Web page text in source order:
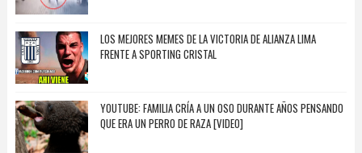
LOS MEJORES MEMES DE LA VICTORIA DE ALIANZA LIMA
FRENTE A SPORTING CRISTAL
YOUTUBE: FAMILIA CRÍA A UN OSO DURANTE AÑOS PENSANDO
QUE ERA UN PERRO DE RAZA [VIDEO]